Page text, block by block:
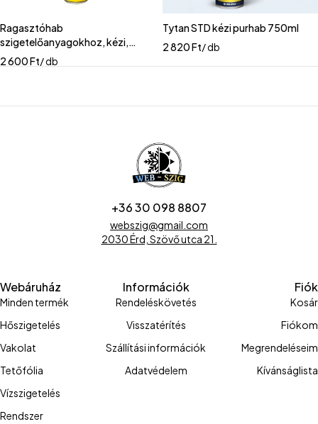
Ragasztóhab
szigetelőanyagokhoz, kézi,
TKK
2 600Ft/ db
Tytan STD kézi purhab 750ml
2 820Ft/ db
+36 30 098 8807
webszig@gmail.com
2030 Érd, Szövő utca 21.
Webáruház
Minden termék
Hőszigetelés
Vakolat
Tetőfólia
Vízszigetelés
Rendszer
Információk
Rendeléskövetés
Visszatérítés
Szállítási információk
Adatvédelem
Fiók
Kosár
Fiókom
Megrendeléseim
Kívánságlista